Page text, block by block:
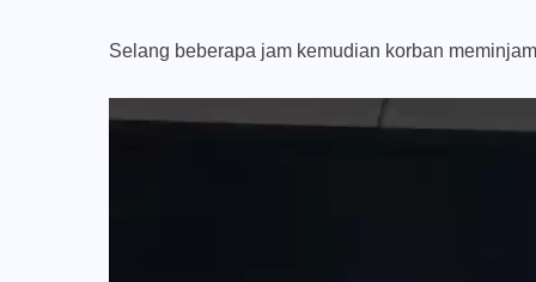
Selang beberapa jam kemudian korban